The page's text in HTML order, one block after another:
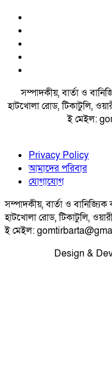
সম্পাদকীয়, বার্তা ও
হাটখোলা রোড, টিকাটুলি,
ই মেইল:
Privacy Policy
আমাদের পরিবার
যোগাযোগ
সম্পাদকীয়, বার্তা ও
হাটখোলা রোড, টিকাটুলি,
ই মেইল:
Design &